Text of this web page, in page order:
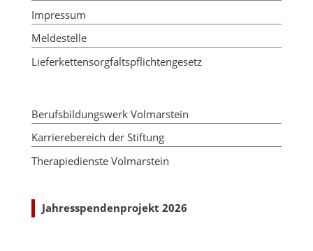
Impressum
Meldestelle
Lieferkettensorgfaltspflichtengesetz
Berufsbildungswerk Volmarstein
Karrierebereich der Stiftung
Therapiedienste Volmarstein
Jahresspendenprojekt 2026